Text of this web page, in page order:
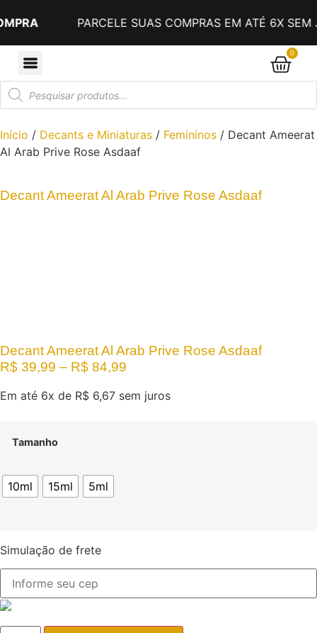
PARCELE SUAS COMPRAS EM ATÉ 6X SEM JUROS
0
Início / Decants e Miniaturas / Femininos / Decant Ameerat
Al Arab Prive Rose Asdaaf
Decant Ameerat Al Arab Prive Rose Asdaaf
Decant Ameerat Al Arab Prive Rose Asdaaf
R$ 39,99 – R$ 84,99
Em até 6x de R$ 6,67 sem juros
Tamanho
10ml 15ml 5ml
Simulação de frete